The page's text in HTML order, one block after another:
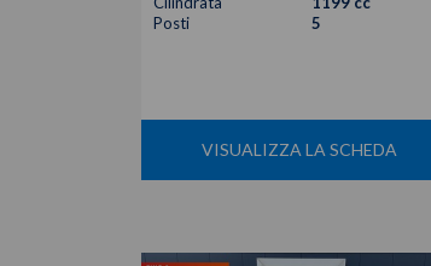
Posti
5
VISUALIZZA LA SCHEDA